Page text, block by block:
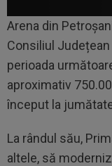
Arena din
Consiliul
perioada
aproximativ
început la
La rândul său,
altele, să